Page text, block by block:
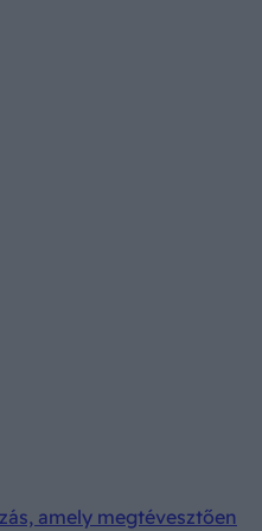
amely megtévesztően